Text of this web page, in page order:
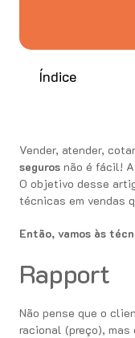
Índice
Vender, atender,
seguros não é fácil!
O objetivo desse
técnicas em vendas
Então, vamos às
Rapport
Não pense que o
racional (preço), mas